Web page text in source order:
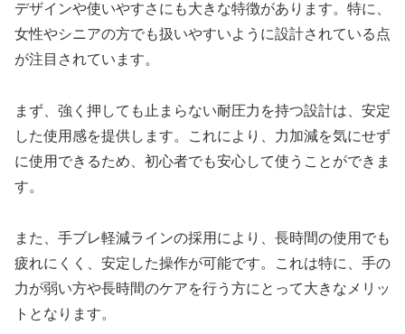
デザインや使いやすさにも大きな特徴があります。特に、
女性やシニアの方でも扱いやすいように設計されている点
が注目されています。
まず、強く押しても止まらない耐圧力を持つ設計は、安定
した使用感を提供します。これにより、力加減を気にせず
に使用できるため、初心者でも安心して使うことができま
す。
また、手ブレ軽減ラインの採用により、長時間の使用でも
疲れにくく、安定した操作が可能です。これは特に、手の
力が弱い方や長時間のケアを行う方にとって大きなメリッ
トとなります。